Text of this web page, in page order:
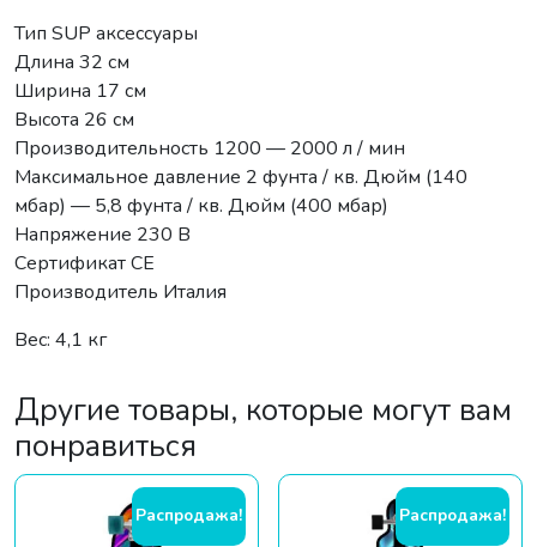
Тип SUP аксессуары
Длина 32 см
Ширина 17 см
Высота 26 см
Производительность 1200 — 2000 л / мин
Максимальное давление 2 фунта / кв. Дюйм (140
мбар) — 5,8 фунта / кв. Дюйм (400 мбар)
Напряжение 230 В
Сертификат CE
Производитель Италия
Вес: 4,1 кг
Другие товары, которые могут вам
понравиться
Распродажа! Распродажа!